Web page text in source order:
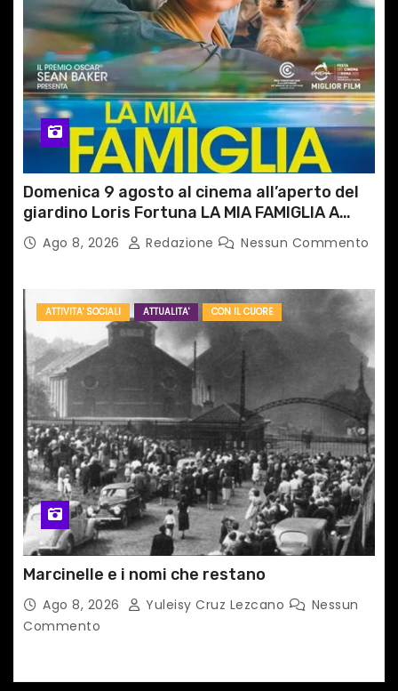
Domenica 9 agosto al cinema all’aperto del
giardino Loris Fortuna LA MIA FAMIGLIA A
TAIPEIAgo 8, 2026 Redazione Nessun Commento
ATTIVITA' SOCIALI ATTUALITA' CON IL CUORE
Marcinelle e i nomi che restano
Ago 8, 2026 Yuleisy Cruz Lezcano
Nessun
Commento